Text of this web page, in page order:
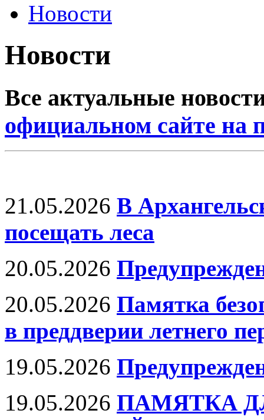
Новости
Новости
Все актуальные
официальном сайте
21.05.2026 В
посещать леса
20.05.2026
20.05.2026 Памятка
в преддверии летнего
19.05.2026
19.05.2026 ПАМЯТКА